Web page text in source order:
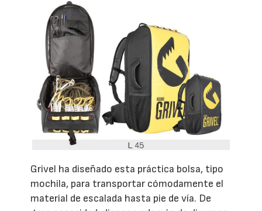
Grivel ha diseñado esta práctica bolsa, tipo
mochila, para transportar cómodamente el
material de escalada hasta pie de vía. De